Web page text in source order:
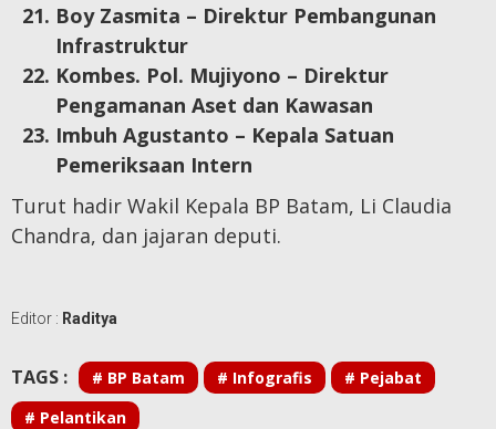
Boy Zasmita – Direktur Pembangunan
Infrastruktur
Kombes. Pol. Mujiyono – Direktur
Pengamanan Aset dan Kawasan
Imbuh Agustanto – Kepala Satuan
Pemeriksaan Intern
Turut hadir Wakil Kepala BP Batam, Li Claudia
Chandra, dan jajaran deputi.
Editor : Raditya
TAGS : # BP Batam # Infografis
# Pejabat
# Pelantikan